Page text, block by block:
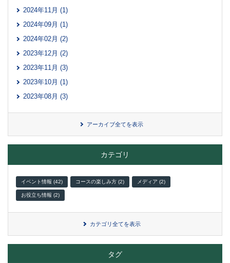
2024年11月 (1)
2024年09月 (1)
2024年02月 (2)
2023年12月 (2)
2023年11月 (3)
2023年10月 (1)
2023年08月 (3)
アーカイブ全てを表示
カテゴリ
イベント情報 (42) コースの楽しみ方 (2) メディア (2)
お役立ち情報 (2)
カテゴリ全てを表示
タグ